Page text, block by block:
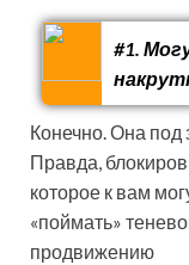
#1.
Конечно. Она под
Правда,
которое к вам
«поймать»
продвижению